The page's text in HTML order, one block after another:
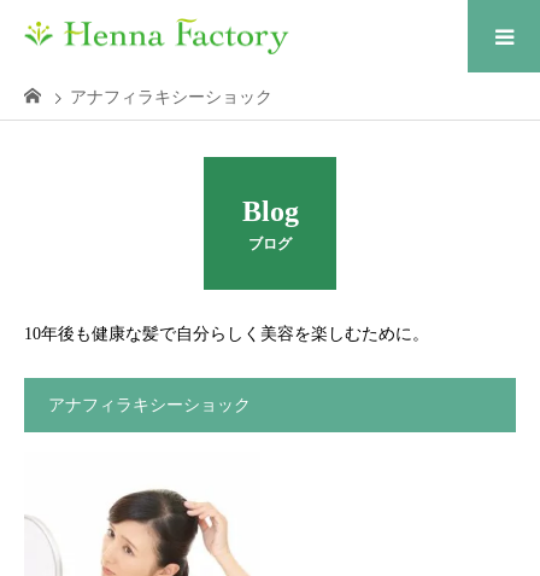
アナフィラキシーショック
Blog
ブログ
10年後も健康な髪で自分らしく美容を楽しむために。
アナフィラキシーショック